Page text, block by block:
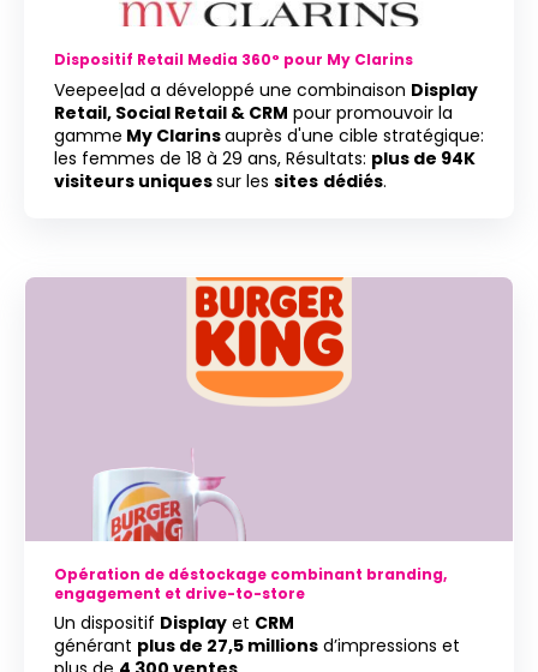
Dispositif Retail Media 360° pour My Clarins
Veepee|ad a développé une combinaison Display
Retail, Social Retail & CRM pour promouvoir la
gamme My Clarinsauprès d'une cible stratégique:
les femmes de 18 à 29 ans, Résultats: plus de 94K
visiteurs uniquessur les sites dédiés.
Opération de déstockage combinant branding,
engagement et drive-to-store
Un dispositif Display et CRM
générant plus de 27,5 millions d’impressions et